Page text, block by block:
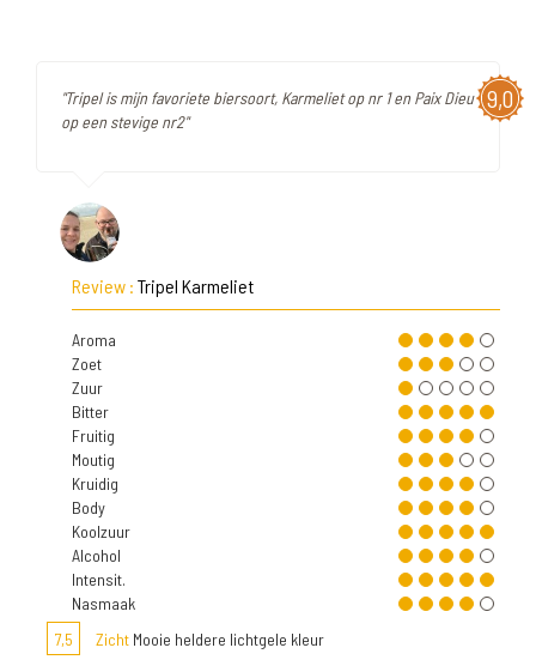
9,0
"Tripel is mijn favoriete biersoort, Karmeliet op nr 1 en Paix Dieu
op een stevige nr2"
Review : Tripel Karmeliet
Aroma
Zoet
Zuur
Bitter
Fruitig
Moutig
Kruidig
Body
Koolzuur
Alcohol
Intensit.
Nasmaak
7,5
Zicht Mooie heldere lichtgele kleur